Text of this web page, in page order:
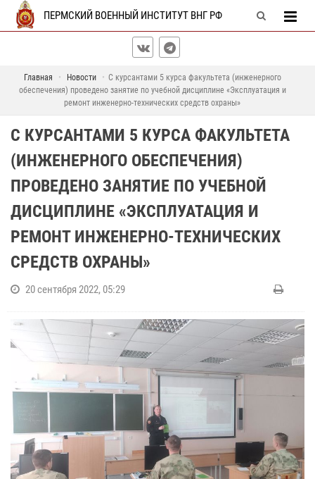
ПЕРМСКИЙ ВОЕННЫЙ ИНСТИТУТ ВНГ РФ
Главная Новости
С курсантами 5 курса факультета (инженерного
обеспечения) проведено занятие по учебной дисциплине «Эксплуатация и
ремонт инженерно-технических средств охраны»
С КУРСАНТАМИ 5 КУРСА ФАКУЛЬТЕТА
(ИНЖЕНЕРНОГО ОБЕСПЕЧЕНИЯ)
ПРОВЕДЕНО ЗАНЯТИЕ ПО УЧЕБНОЙ
ДИСЦИПЛИНЕ «ЭКСПЛУАТАЦИЯ И
РЕМОНТ ИНЖЕНЕРНО-ТЕХНИЧЕСКИХ
СРЕДСТВ ОХРАНЫ»
20 сентября 2022, 05:29